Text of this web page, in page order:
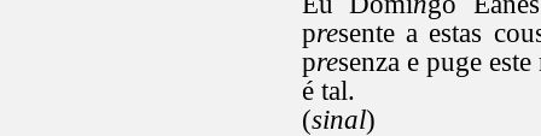
presente a estas
presenza e puge
é tal.
(sinal)